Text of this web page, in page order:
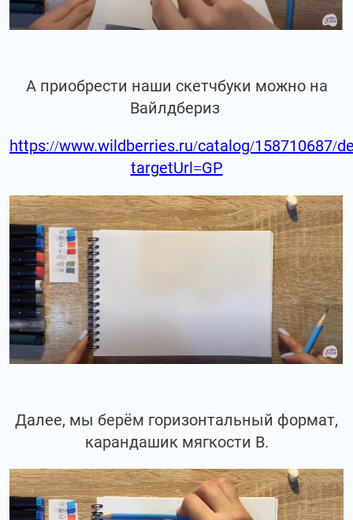
А приобрести наши скетчбуки можно на
Вайлдбериз
https://www.wildberries.ru/catalog/158710687/
targetUrl=GP
Далее, мы берём горизонтальный формат,
карандашик мягкости В.